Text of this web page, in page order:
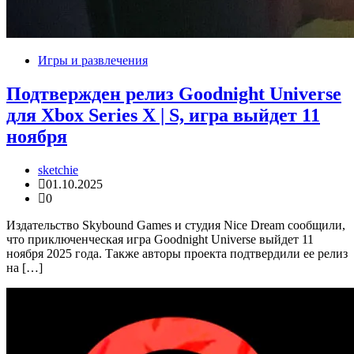
Игры и развлечения
Подтвержден релиз Goodnight Universe
для Xbox Series X | S, игра выйдет 11
ноября
sketchie
01.10.2025
0
Издательство Skybound Games и студия Nice Dream сообщили,
что приключенческая игра Goodnight Universe выйдет 11
ноября 2025 года. Также авторы проекта подтвердили ее релиз
на […]